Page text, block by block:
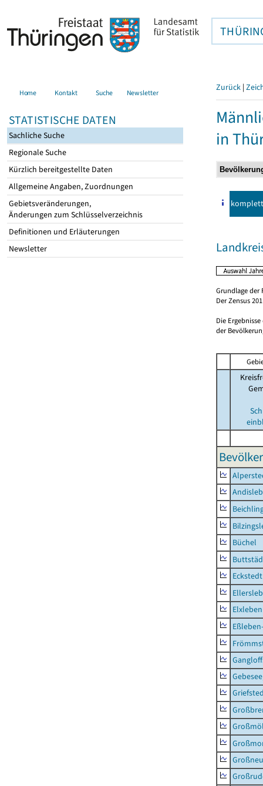
Home Kontakt Suche Newsletter
STATISTISCHE DATEN
Sachliche Suche
Regionale Suche
Kürzlich bereitgestellte Daten
Allgemeine Angaben, Zuordnungen
Gebietsveränderungen,
Änderungen zum Schlüsselverzeichnis
Definitionen und Erläuterungen
Newsletter
Zurück |
in
komplett
Grundlage der
Der Zensus
Die
der
Büchel
Eckstedt
Elxleben